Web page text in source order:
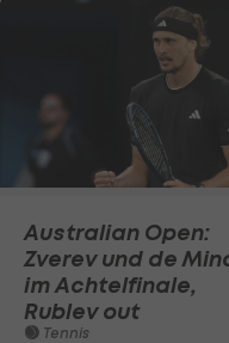
Australian Open:
Zverev und de
im Achtelfinale,
Rublev out
Tennis